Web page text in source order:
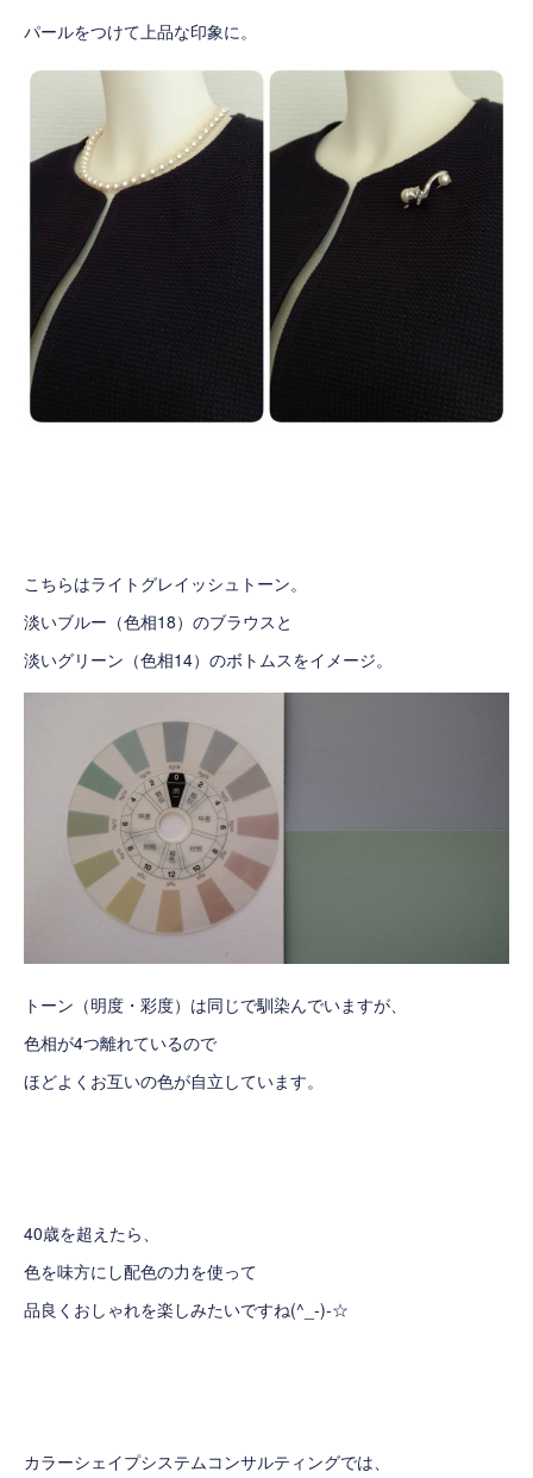
パールをつけて上品な印象に。
こちらはライトグレイッシュトーン。
淡いブルー（色相18）のブラウスと
淡いグリーン（色相14）のボトムスをイメージ。
トーン（明度・彩度）は同じで馴染んでいますが、
色相が4つ離れているので
ほどよくお互いの色が自立しています。
40歳を超えたら、
色を味方にし配色の力を使って
品良くおしゃれを楽しみたいですね(^_-)-☆
カラーシェイプシステムコンサルティングでは、